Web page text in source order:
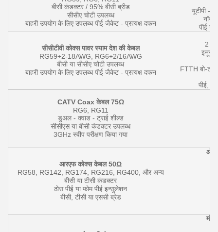
बीसी कंडक्टर / 95% बीसी ब्रीड
सीसीए चोटी उपलब्ध
बाहरी उपयोग के लिए उपलब्ध पीई जैकेट - प्रत्यक्ष दफन
यूटीपी -
नॉन-
पीई
सीसीटीवी कोक्स पावर स्याम देश की केबल
RG59+2-18AWG, RG6+2/16AWG
बीसी या सीसीए चोटी उपलब्ध
बाहरी उपयोग के लिए उपलब्ध पीई जैकेट - प्रत्यक्ष दफन
2 -
इनूर /
FTTH बो-
पीई,
CATV Coax केबल 75Ω
RG6, RG11
डुअल - क्वाड - ट्राई शील्ड
सीसीएस या बीसी कंडक्टर उपलब्ध
3GHz स्वीप परीक्षण किया गया
आरएफ कोक्स केबल 50Ω
RG58, RG142, RG174, RG216, RG400, और अन्य
बीसी या टीसी कंडक्टर
ठोस पीई या फोम पीई इन्सुलेशन
बीसी, टीसी या एससी ब्रेड